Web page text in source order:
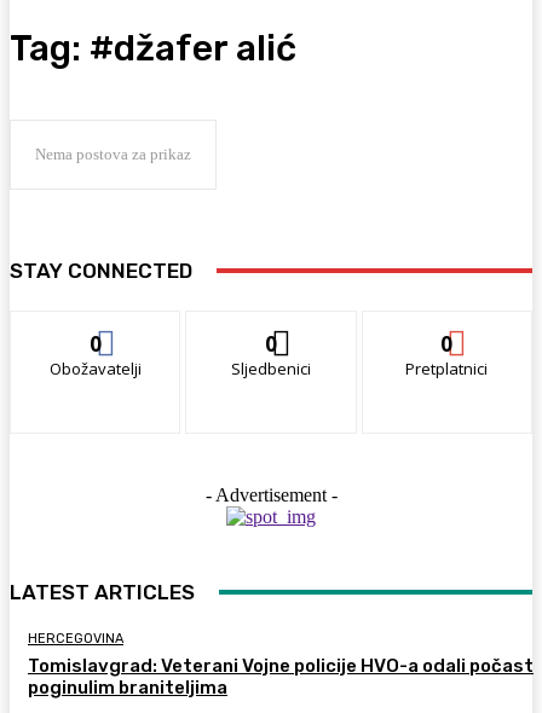
Tag: #džafer alić
Nema postova za prikaz
STAY CONNECTED
0
Obožavatelji
0
Sljedbenici
0
Pretplatnici
- Advertisement -
LATEST ARTICLES
HERCEGOVINA
Tomislavgrad: Veterani Vojne policije HVO-a odali počast
poginulim braniteljima